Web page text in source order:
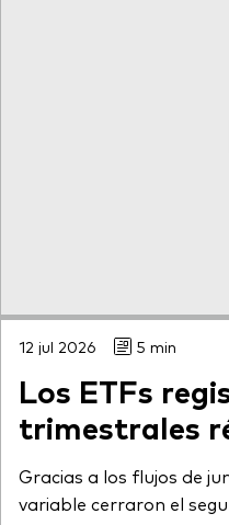
12 jul 2026 5 min
Los ETFs
trimestrales
Gracias a los flujos de
variable cerraron el